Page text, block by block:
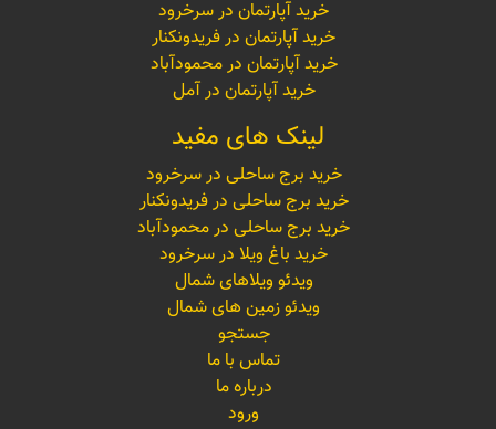
خرید آپارتمان در سرخرود
خرید آپارتمان در فریدونکنار
خرید آپارتمان در محمودآباد
خرید آپارتمان در آمل
لینک های مفید
خرید برج ساحلی در سرخرود
خرید برج ساحلی در فریدونکنار
خرید برج ساحلی در محمودآباد
خرید باغ ویلا در سرخرود
ویدئو ویلاهای شمال
ویدئو زمین های شمال
جستجو
تماس با ما
درباره ما
ورود